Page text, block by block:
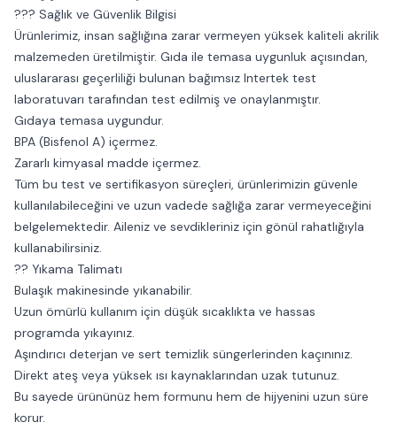
??? Sağlık ve Güvenlik Bilgisi
Ürünlerimiz, insan sağlığına zarar vermeyen yüksek kaliteli akrilik
malzemeden üretilmiştir. Gıda ile temasa uygunluk açısından,
uluslararası geçerliliği bulunan bağımsız Intertek test
laboratuvarı tarafından test edilmiş ve onaylanmıştır.
Gıdaya temasa uygundur.
BPA (Bisfenol A) içermez.
Zararlı kimyasal madde içermez.
Tüm bu test ve sertifikasyon süreçleri, ürünlerimizin güvenle
kullanılabileceğini ve uzun vadede sağlığa zarar vermeyeceğini
belgelemektedir. Aileniz ve sevdikleriniz için gönül rahatlığıyla
kullanabilirsiniz.
?? Yıkama Talimatı
Bulaşık makinesinde yıkanabilir.
Uzun ömürlü kullanım için düşük sıcaklıkta ve hassas
programda yıkayınız.
Aşındırıcı deterjan ve sert temizlik süngerlerinden kaçınınız.
Direkt ateş veya yüksek ısı kaynaklarından uzak tutunuz.
Bu sayede ürününüz hem formunu hem de hijyenini uzun süre
korur.